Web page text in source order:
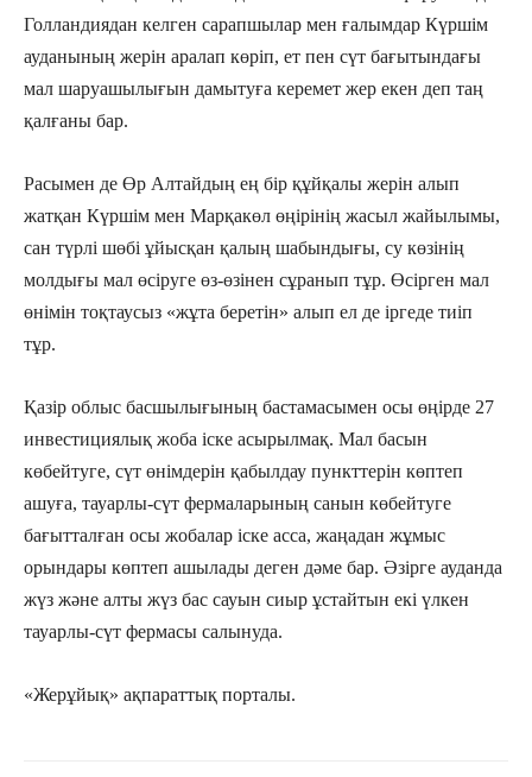
Голландиядан келген сарапшылар мен ғалымдар Күршім
ауданының жерін аралап көріп, ет пен сүт бағытындағы
мал шаруашылығын дамытуға керемет жер екен деп таң
қалғаны бар.
Расымен де Өр Алтайдың ең бір құйқалы жерін алып
жатқан Күршім мен Марқакөл өңірінің жасыл жайылымы,
сан түрлі шөбі ұйысқан қалың шабындығы, су көзінің
молдығы мал өсіруге өз-өзінен сұранып тұр. Өсірген мал
өнімін тоқтаусыз «жұта беретін» алып ел де іргеде тиіп
тұр.
Қазір облыс басшылығының бастамасымен осы өңірде 27
инвестициялық жоба іске асырылмақ. Мал басын
көбейтуге, сүт өнімдерін қабылдау пункттерін көптеп
ашуға, тауарлы-сүт фермаларының санын көбейтуге
бағытталған осы жобалар іске асса, жаңадан жұмыс
орындары көптеп ашылады деген дәме бар. Әзірге ауданда
жүз және алты жүз бас сауын сиыр ұстайтын екі үлкен
тауарлы-сүт фермасы салынуда.
«Жерұйық» ақпараттық порталы.